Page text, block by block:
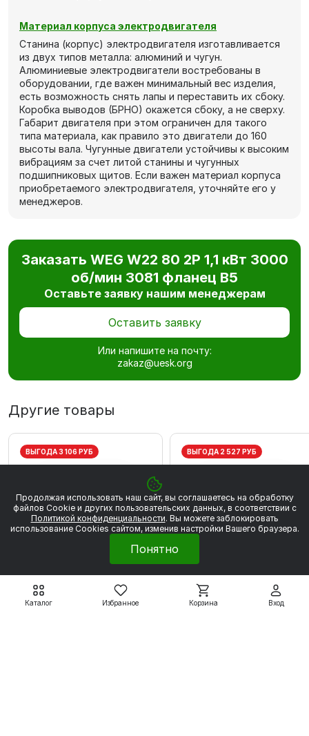
Каталог Избранное Корзина Вход
Материал корпуса электродвигателя
Станина (корпус) электродвигателя изготавливается
из двух типов металла: алюминий и чугун.
Алюминиевые электродвигатели востребованы в
оборудовании, где важен минимальный вес изделия,
есть возможность снять лапы и переставить их сбоку.
Коробка выводов (БРНО) окажется сбоку, а не сверху.
Габарит двигателя при этом ограничен для такого
типа материала, как правило это двигатели до 160
высоты вала. Чугунные двигатели устойчивы к высоким
вибрациям за счет литой станины и чугунных
подшипниковых щитов. Если важен материал корпуса
приобретаемого электродвигателя, уточняйте его у
менеджеров.
Заказать WEG W22 80 2P 1,1 кВт 3000
об/мин 3081 фланец В5
Оставьте заявку нашим менеджерам
Оставить заявку
Или напишите на почту:
zakaz@uesk.org
Другие товары
ВЫГОДА 3 106 РУБ
Электродвигатели WEG
ВЫГОДА 2 527 РУБ
Электродвигатели WEG
Продолжая использовать наш сайт, вы соглашаетесь на обработку
файлов Сookie и других пользовательских данных, в соответствии с
Политикой конфиденциальности. Вы можете заблокировать
использование Cookies сайтом, изменив настройки Вашего браузера.
Понятно